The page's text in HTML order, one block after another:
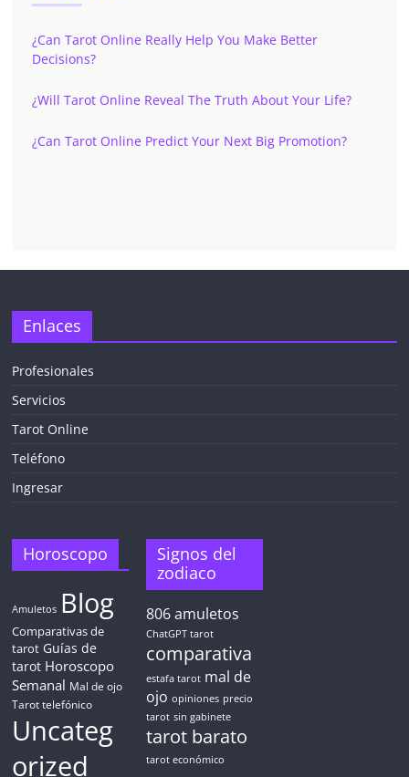
¿Can Tarot Online Really Help You Make Better
Decisions?
¿Will Tarot Online Reveal The Truth About Your Life?
¿Can Tarot Online Predict Your Next Big Promotion?
TAROT GRATIS
✓ Sin cargos automáticos. El chat se detiene al finalizar el
crédito
Enlaces
Profesionales
Servicios
Tarot Online
Teléfono
Ingresar
Horoscopo
Amuletos Blog
Comparativas de
tarot Guías de
tarot Horoscopo
Semanal Mal de ojo
Tarot telefónico
Uncateg
orized
Signos del
zodiaco
806amuletos
ChatGPT tarot
comparativa
estafa tarot mal de
ojo opiniones precio
tarot sin gabinete
tarot barato
tarot económico